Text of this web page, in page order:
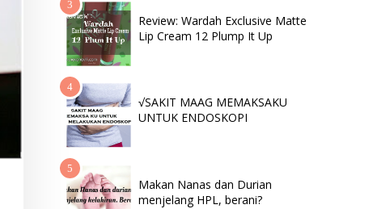
Review: Wardah Exclusive Matte
Lip Cream 12 Plump It Up
√SAKIT MAAG MEMAKSAKU
UNTUK ENDOSKOPI
Makan Nanas dan Durian
menjelang HPL, berani?